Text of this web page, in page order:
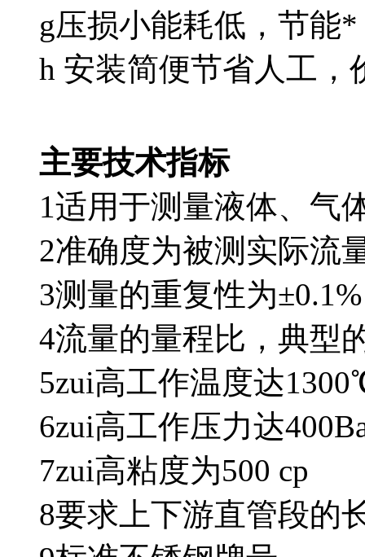
g压损小能耗低，节能*
h 安装简便节省人工
主要技术指标
1适用于测量液体、
2准确度为被测实际流
3测量的重复性为±0.1%
4流量的量程比，典型的
5zui高工作温度达
6zui高工作压力达
7zui高粘度为500 cp
8要求上下游直管段的